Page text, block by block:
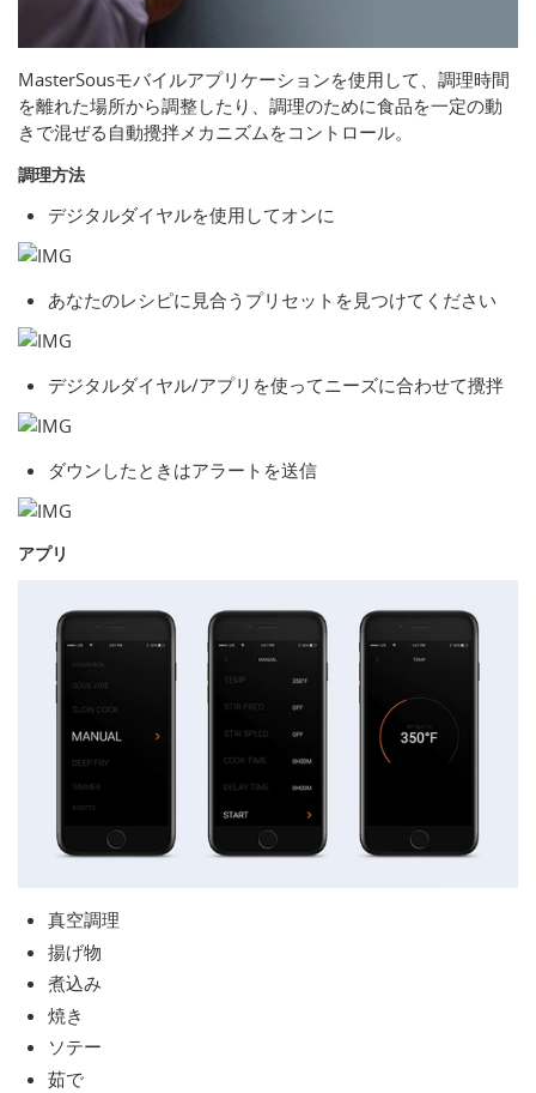
MasterSousモバイルアプリケーションを使用して、調理時間
を離れた場所から調整したり、調理のために食品を一定の動
きで混ぜる自動攪拌メカニズムをコントロール。
調理方法
デジタルダイヤルを使用してオンに
あなたのレシピに見合うプリセットを見つけてください
デジタルダイヤル/アプリを使ってニーズに合わせて攪拌
ダウンしたときはアラートを送信
アプリ
真空調理
揚げ物
煮込み
焼き
ソテー
茹で